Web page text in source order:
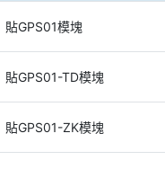
貼GPS01模塊
貼GPS01-TD模塊
貼GPS01-ZK模塊